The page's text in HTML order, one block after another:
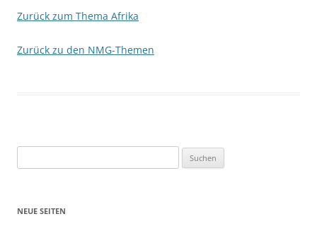
Zurück zum Thema Afrika
Zurück zu den NMG-Themen
nach:
NEUE SEITEN